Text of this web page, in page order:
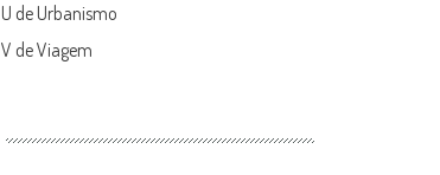
U de Urbanismo
V de Viagem